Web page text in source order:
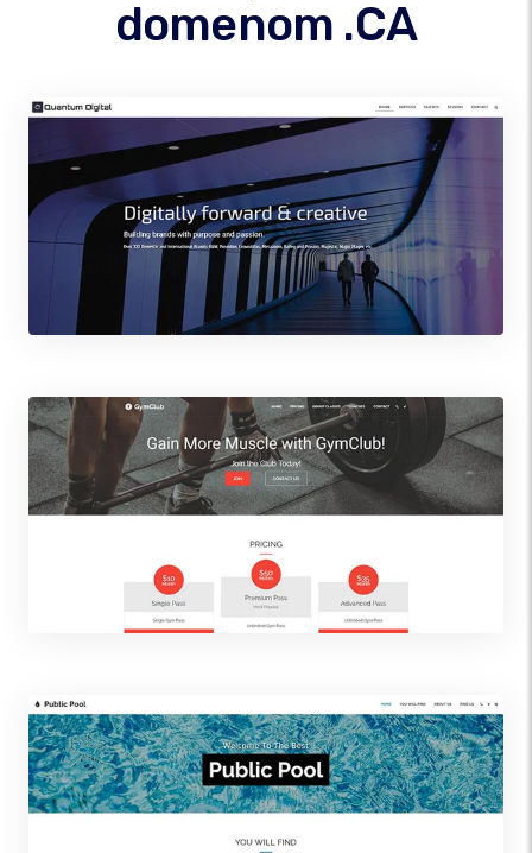
domenom .CA